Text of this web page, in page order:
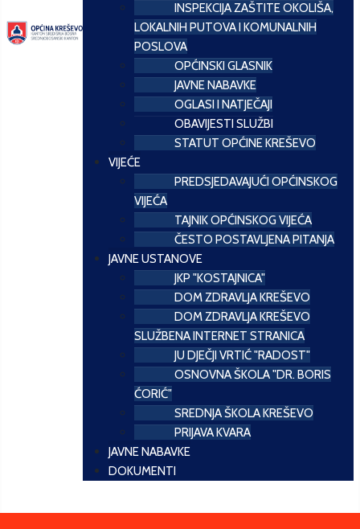
INSPEKCIJA ZAŠTITE OKOLIŠA,
LOKALNIH PUTOVA I KOMUNALNIH
POSLOVA
OPĆINSKI GLASNIK
JAVNE NABAVKE
OGLASI I NATJEČAJI
OBAVIJESTI SLUŽBI
STATUT OPĆINE KREŠEVO
VIJEĆE
PREDSJEDAVAJUĆI OPĆINSKOG
VIJEĆA
TAJNIK OPĆINSKOG VIJEĆA
ČESTO POSTAVLJENA PITANJA
JAVNE USTANOVE
JKP "KOSTAJNICA"
DOM ZDRAVLJA KREŠEVO
DOM ZDRAVLJA KREŠEVO
SLUŽBENA INTERNET STRANICA
JU DJEČJI VRTIĆ "RADOST"
OSNOVNA ŠKOLA "DR. BORIS
ĆORIĆ"
SREDNJA ŠKOLA KREŠEVO
PRIJAVA KVARA
JAVNE NABAVKE
DOKUMENTI